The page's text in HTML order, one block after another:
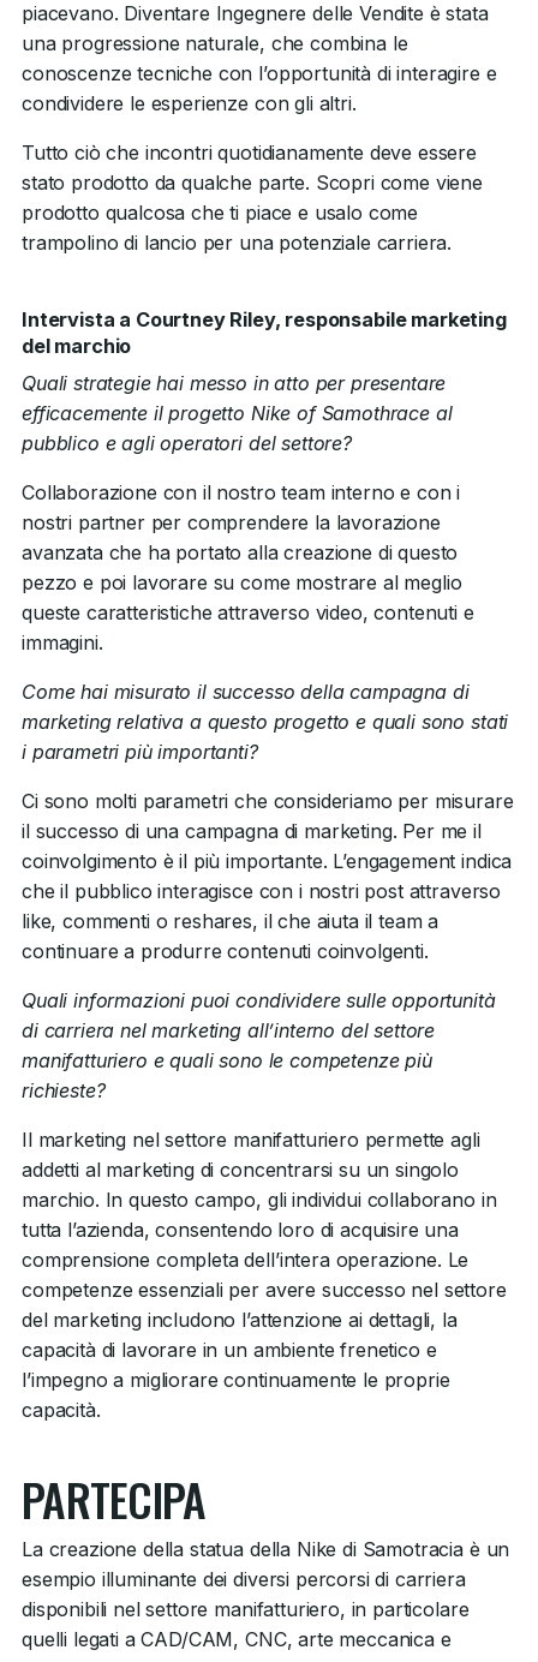
piacevano. Diventare Ingegnere delle Vendite è stata
una progressione naturale, che combina le
conoscenze tecniche con l’opportunità di interagire e
condividere le esperienze con gli altri.
Tutto ciò che incontri quotidianamente deve essere
stato prodotto da qualche parte. Scopri come viene
prodotto qualcosa che ti piace e usalo come
trampolino di lancio per una potenziale carriera.
Intervista a Courtney Riley, responsabile marketing
del marchio
Quali strategie hai messo in atto per presentare
efficacemente il progetto Nike of Samothrace al
pubblico e agli operatori del settore?
Collaborazione con il nostro team interno e con i
nostri partner per comprendere la lavorazione
avanzata che ha portato alla creazione di questo
pezzo e poi lavorare su come mostrare al meglio
queste caratteristiche attraverso video, contenuti e
immagini.
Come hai misurato il successo della campagna di
marketing relativa a questo progetto e quali sono stati
i parametri più importanti?
Ci sono molti parametri che consideriamo per misurare
il successo di una campagna di marketing. Per me il
coinvolgimento è il più importante. L’engagement indica
che il pubblico interagisce con i nostri post attraverso
like, commenti o reshares, il che aiuta il team a
continuare a produrre contenuti coinvolgenti.
Quali informazioni puoi condividere sulle opportunità
di carriera nel marketing all’interno del settore
manifatturiero e quali sono le competenze più
richieste?
Il marketing nel settore manifatturiero permette agli
addetti al marketing di concentrarsi su un singolo
marchio. In questo campo, gli individui collaborano in
tutta l’azienda, consentendo loro di acquisire una
comprensione completa dell’intera operazione. Le
competenze essenziali per avere successo nel settore
del marketing includono l’attenzione ai dettagli, la
capacità di lavorare in un ambiente frenetico e
l’impegno a migliorare continuamente le proprie
capacità.
PARTECIPA
La creazione della statua della Nike di Samotracia è un
esempio illuminante dei diversi percorsi di carriera
disponibili nel settore manifatturiero, in particolare
quelli legati a CAD/CAM, CNC, arte meccanica e